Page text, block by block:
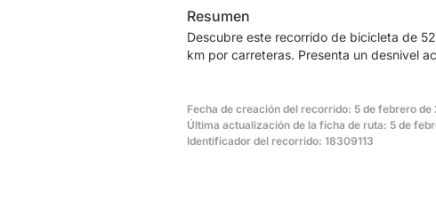
Resumen
Descubre este recorrido de bicicleta de
km por carreteras. Presenta un desnivel
Fecha de creación del recorrido: 5 de febrero
Última actualización de la ficha de ruta: 5 de
Identificador del recorrido: 18309113